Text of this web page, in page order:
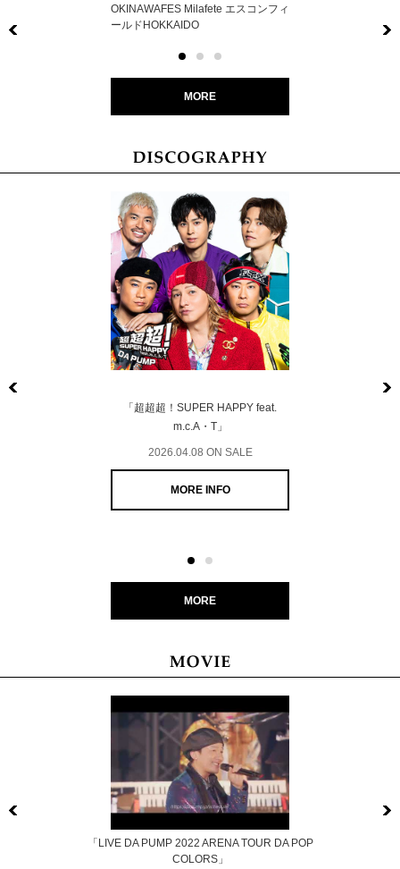
OKINAWAFES Milafete エスコンフィ
ールドHOKKAIDO
MORE
「超超超！SUPER HAPPY feat.
m.c.A・T」
2026.04.08 ON SALE
MORE INFO
MORE
「LIVE DA PUMP 2022 ARENA TOUR DA POP
COLORS」